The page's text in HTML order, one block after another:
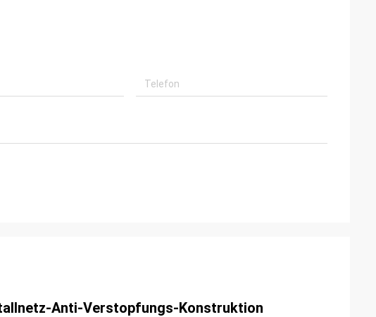
Anti-Verstopfungs-Konstruktion